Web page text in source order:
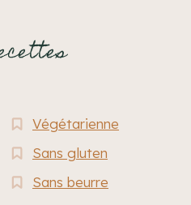
Végétarienne
Sans gluten
Sans beurre